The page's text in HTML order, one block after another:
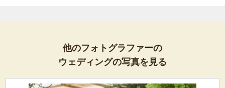
他のフォトグラファーの
ウェディングの写真を見る